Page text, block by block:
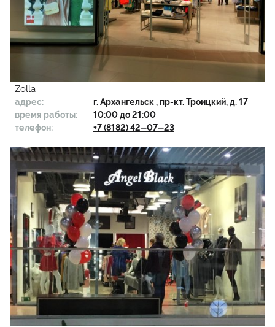
Zolla
адрес: г.Архангельск, пр-кт. Троицкий, д. 17
время работы:
10:00 до 21:00
телефон:
+7 (8182) 42‒07‒23